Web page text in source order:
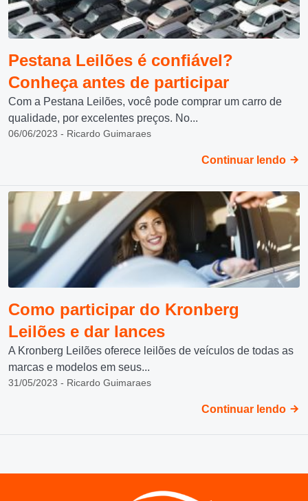
Pestana Leilões é confiável?
Conheça antes de participar
Com a Pestana Leilões, você pode comprar um carro de
qualidade, por excelentes preços. No...
06/06/2023 - Ricardo Guimaraes
Continuar lendo
Como participar do Kronberg
Leilões e dar lances
A Kronberg Leilões oferece leilões de veículos de todas as
marcas e modelos em seus...
31/05/2023 - Ricardo Guimaraes
Continuar lendo